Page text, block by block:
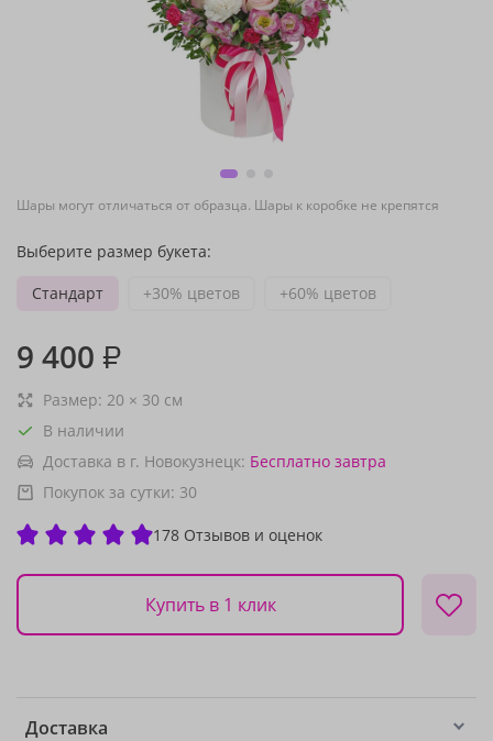
Шары могут отличаться от образца. Шары к коробке не крепятся
Выберите размер букета:
Стандарт
+30% цветов +60% цветов
9 400 ₽
Размер: 20 × 30 см
В наличии
Доставка в г. Новокузнецк: Бесплатно завтра
Покупок за сутки: 30
178 Отзывов и оценок
Купить в 1 клик
Доставка